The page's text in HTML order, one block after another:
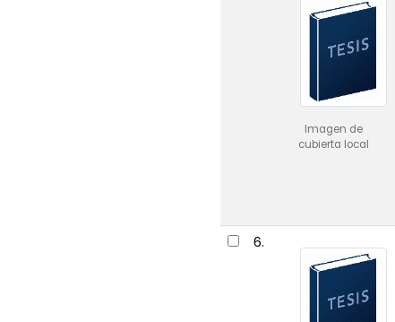
Imagen de
cubierta local
6.